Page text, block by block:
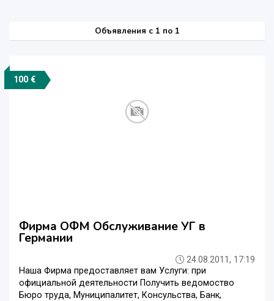
Объявления c 1 по 1
100 €
Фирма ОФМ Обслуживание УГ в
Германии
24.08.2011, 17:19
Наша Фирма предоставляет вам Услуги: при
официальной деятельности Получить ведомоство
Бюро труда, Муниципалитет, Консульства, Банк,